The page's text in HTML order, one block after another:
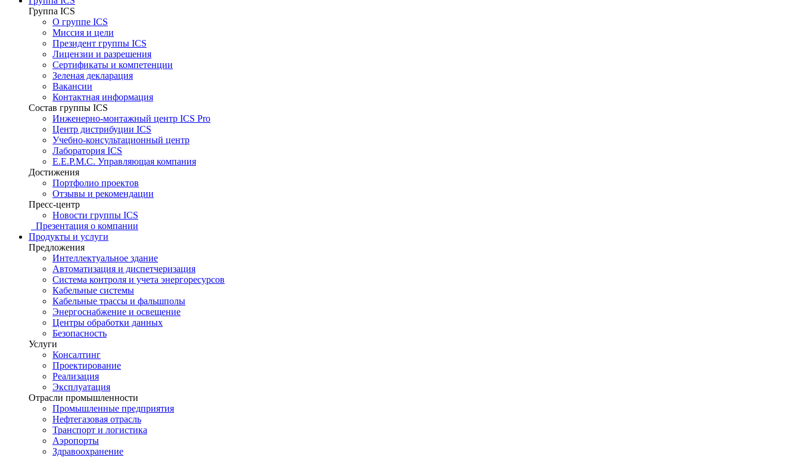
Группа ICS
О группе ICS
Миссия и цели
Президент группы ICS
Лицензии и разрешения
Сертификаты и компетенции
Зеленая декларация
Вакансии
Контактная информация
Состав группы ICS
Инженерно-монтажный центр ICS Pro
Центр дистрибуции ICS
Учебно-консультационный центр
Лаборатория ICS
E.E.P.M.C. Управляющая компания
Достижения
Портфолио проектов
Отзывы и рекомендации
Пресс-центр
Новости группы ICS
Презентация о компании
Продукты и услуги
Предложения
Интеллектуальное здание
Автоматизация и диспетчеризация
Система контроля и учета энергоресурсов
Кабельные системы
Кабельные трассы и фальшполы
Энергоснабжение и освещение
Центры обработки данных
Безопасность
Услуги
Консалтинг
Проектирование
Реализация
Эксплуатация
Отрасли промышленности
Промышленные предприятия
Нефтегазовая отрасль
Транспорт и логистика
Аэропорты
Здравоохранение